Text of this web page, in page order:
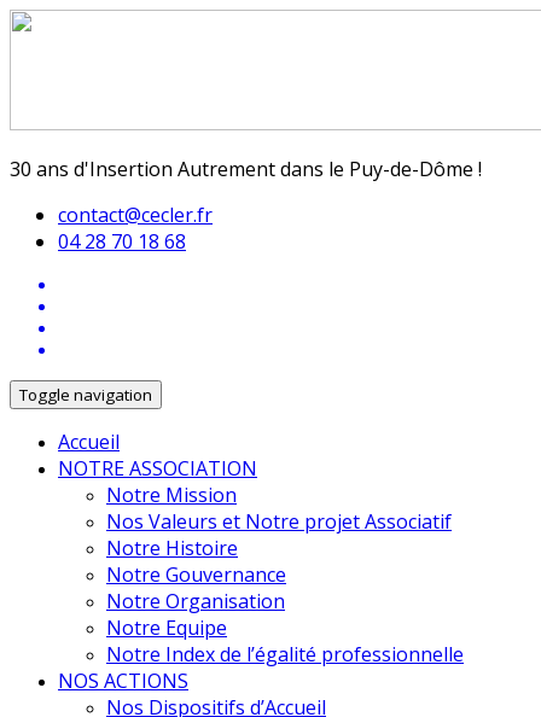
30 ans d'Insertion Autrement dans le Puy-de-Dôme !
contact@cecler.fr
04 28 70 18 68
Toggle navigation
Accueil
NOTRE ASSOCIATION
Notre Mission
Nos Valeurs et Notre projet Associatif
Notre Histoire
Notre Gouvernance
Notre Organisation
Notre Equipe
Notre Index de l’égalité professionnelle
NOS ACTIONS
Nos Dispositifs d’Accueil